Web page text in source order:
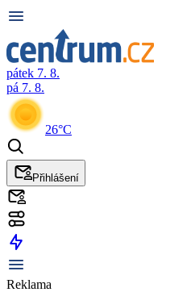
pátek 7. 8.
pá 7. 8.
26°C
Přihlášení
Reklama